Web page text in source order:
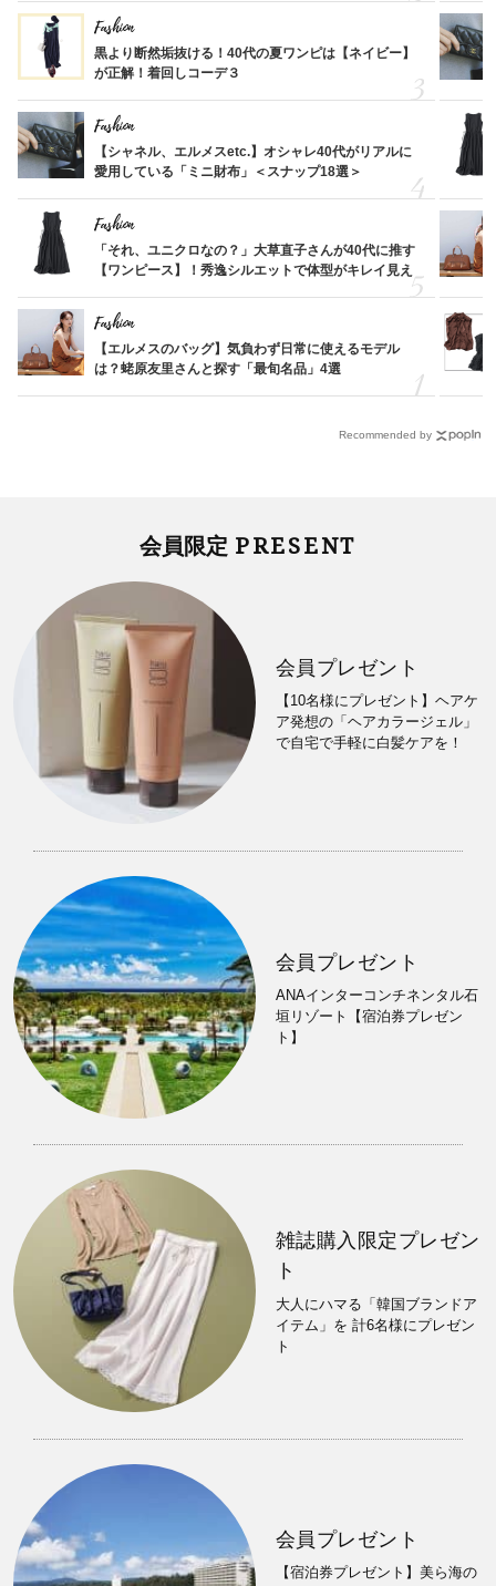
Fashion
黒より断然垢抜ける！40代の夏ワンピは【ネイビー】
が正解！着回しコーデ３
Fashion
【シャネル、エルメスetc.】オシャレ40代がリアルに
愛用している「ミニ財布」＜スナップ18選＞
Fashion
「それ、ユニクロなの？」大草直子さんが40代に推す
【ワンピース】！秀逸シルエットで体型がキレイ見え
Fashion
【エルメスのバッグ】気負わず日常に使えるモデル
は？蛯原友里さんと探す「最旬名品」4選
Recommended by
会員限定 PRESENT
会員プレゼント
【10名様にプレゼント】ヘアケ
ア発想の「ヘアカラージェル」
で自宅で手軽に白髪ケアを！
会員プレゼント
ANAインターコンチネンタル石
垣リゾート【宿泊券プレゼン
ト】
雑誌購入限定プレゼン
ト
大人にハマる「韓国ブランドア
イテム」を 計6名様にプレゼン
ト
会員プレゼント
【宿泊券プレゼント】美ら海の